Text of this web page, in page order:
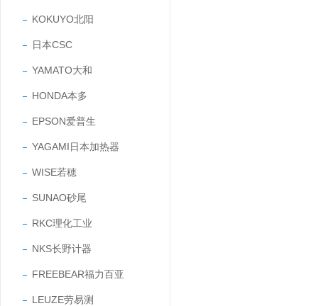
KOKUYO北阳
日本CSC
YAMATO大和
HONDA本多
EPSON爱普生
YAGAMI日本加热器
WISE若穂
SUNAO砂尾
RKC理化工业
NKS长野计器
FREEBEAR福力百亚
LEUZE劳易测